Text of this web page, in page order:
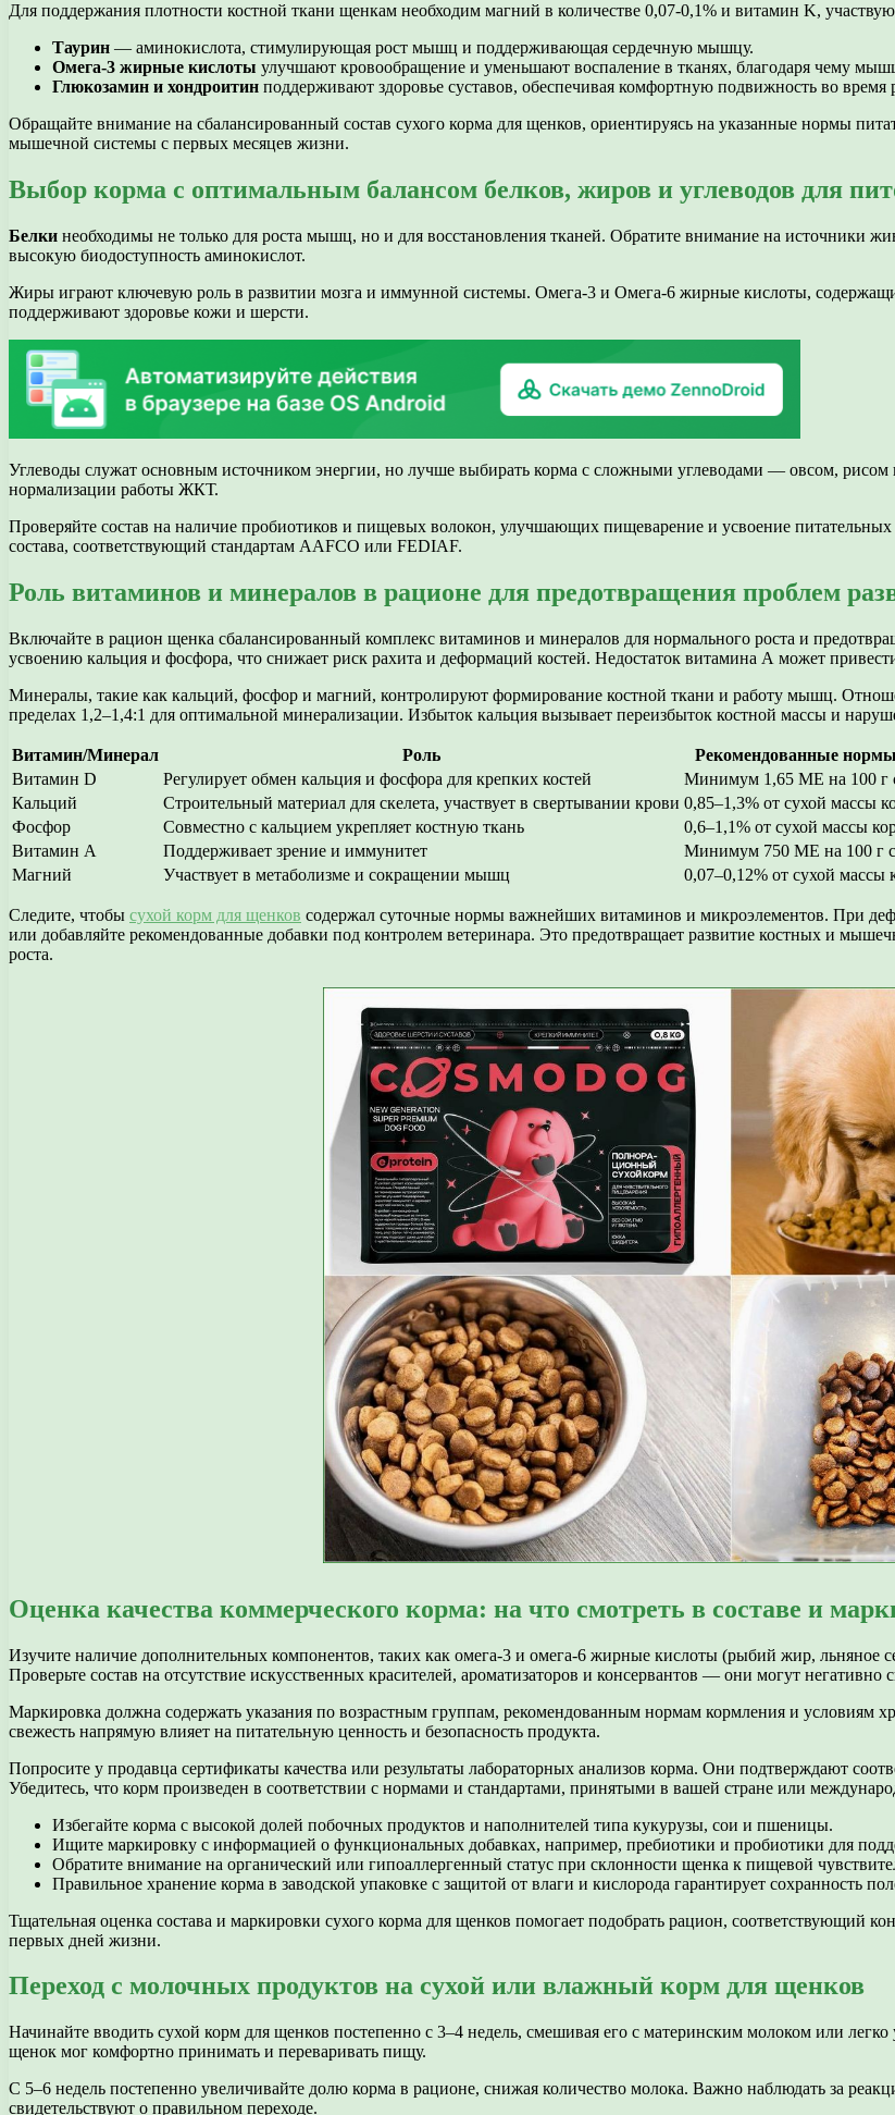
Для поддержания плотности костной ткани щенкам необходим магний в количестве 0,07-0,1% и витамин K,
Таурин — аминокислота, стимулирующая рост мышц и поддерживающая сердечную мышцу.
Омега-3 жирные кислоты улучшают кровообращение и уменьшают воспаление в тканях, благодаря чему
Глюкозамин и хондроитин поддерживают здоровье суставов, обеспечивая комфортную подвижность во время
Обращайте внимание на сбалансированный состав сухого корма для щенков, ориентируясь на указанные нормы
мышечной системы с первых месяцев жизни.
Выбор корма с оптимальным балансом белков, жиров и углеводов для
Белки необходимы не только для роста мышц, но и для восстановления тканей. Обратите внимание на источники
высокую биодоступность аминокислот.
Жиры играют ключевую роль в развитии мозга и иммунной системы. Омега-3 и Омега-6 жирные кислоты,
поддерживают здоровье кожи и шерсти.
Углеводы служат основным источником энергии, но лучше выбирать корма с сложными углеводами — овсом,
нормализации работы ЖКТ.
Проверяйте состав на наличие пробиотиков и пищевых волокон, улучшающих пищеварение и усвоение
состава, соответствующий стандартам AAFCO или FEDIAF.
Роль витаминов и минералов в рационе для предотвращения проблем
Включайте в рацион щенка сбалансированный комплекс витаминов и минералов для нормального роста и
усвоению кальция и фосфора, что снижает риск рахита и деформаций костей. Недостаток витамина А может
Минералы, такие как кальций, фосфор и магний, контролируют формирование костной ткани и работу мышц.
пределах 1,2–1,4:1 для оптимальной минерализации. Избыток кальция вызывает переизбыток костной массы и
Витамин/Минерал Роль
Рекомендованные
Витамин D
Регулирует обмен кальция и фосфора для крепких костей
Минимум 1,65 МЕ на 100 г
Кальций
Строительный материал для скелета, участвует в свертывании крови 0,85–1,3% от сухой массы
Фосфор
Совместно с кальцием укрепляет костную ткань
0,6–1,1% от сухой массы
Витамин А
Поддерживает зрение и иммунитет
Минимум 750 МЕ на 100 г
Магний
Участвует в метаболизме и сокращении мышц 0,07–0,12% от сухой массы
Следите, чтобы сухой корм для щенков содержал суточные нормы важнейших витаминов и микроэлементов. При
или добавляйте рекомендованные добавки под контролем ветеринара. Это предотвращает развитие костных и
роста.
Оценка качества коммерческого корма: на что смотреть в составе и
Изучите наличие дополнительных компонентов, таких как омега-3 и омега-6 жирные кислоты (рыбий жир, льняное
Проверьте состав на отсутствие искусственных красителей, ароматизаторов и консервантов — они могут
Маркировка должна содержать указания по возрастным группам, рекомендованным нормам кормления и условиям
свежесть напрямую влияет на питательную ценность и безопасность продукта.
Попросите у продавца сертификаты качества или результаты лабораторных анализов корма. Они подтверждают
Убедитесь, что корм произведен в соответствии с нормами и стандартами, принятыми в вашей стране или
Избегайте корма с высокой долей побочных продуктов и наполнителей типа кукурузы, сои и пшеницы.
Ищите маркировку с информацией о функциональных добавках, например, пребиотики и пробиотики для
Обратите внимание на органический или гипоаллергенный статус при склонности щенка к пищевой
Правильное хранение корма в заводской упаковке с защитой от влаги и кислорода гарантирует сохранность
Тщательная оценка состава и маркировки сухого корма для щенков помогает подобрать рацион, соответствующий
первых дней жизни.
Переход с молочных продуктов на сухой или влажный корм для щенков
Начинайте вводить сухой корм для щенков постепенно с 3–4 недель, смешивая его с материнским молоком или
щенок мог комфортно принимать и переваривать пищу.
С 5–6 недель постепенно увеличивайте долю корма в рационе, снижая количество молока. Важно наблюдать за
свидетельствуют о правильном переходе.